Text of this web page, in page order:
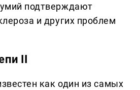
подтверждают
и других проблем
II
как один из самых